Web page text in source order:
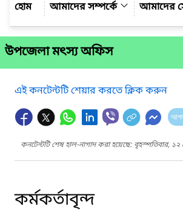
আমাদের সম্পর্কে
আমাদের
উপজেলা মৎস্য অফিস
এই কনটেন্টটি শেয়ার করতে ক্লিক করুন
কনটেন্টটি শেষ হাল-নাগাদ করা হয়েছে: বৃহস্পতিবার,
কর্মকর্তাবৃন্দ